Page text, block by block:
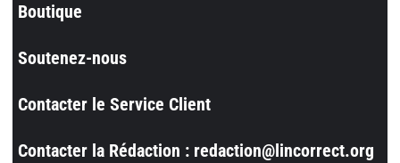
Boutique
Soutenez-nous
Contacter le Service Client
Contacter la Rédaction : redaction@lincorrect.org